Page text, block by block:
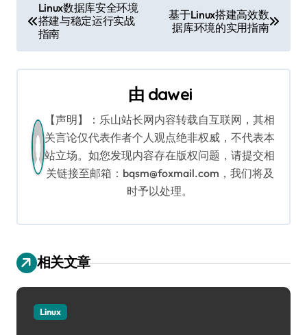
章
导
Linux数据库安全环境
搭建与稳定运行实战
指南
基于Linux搭建高效数
据库环境的实用指南
由 dawei
【声明】：乐山站长网内容转载自互联网，其相
关言论仅代表作者个人观点绝非权威，不代表本
站立场。如您发现内容存在版权问题，请提交相
关链接至邮箱：bqsm@foxmail.com，我们将及
时予以处理。
相关文章
Linux